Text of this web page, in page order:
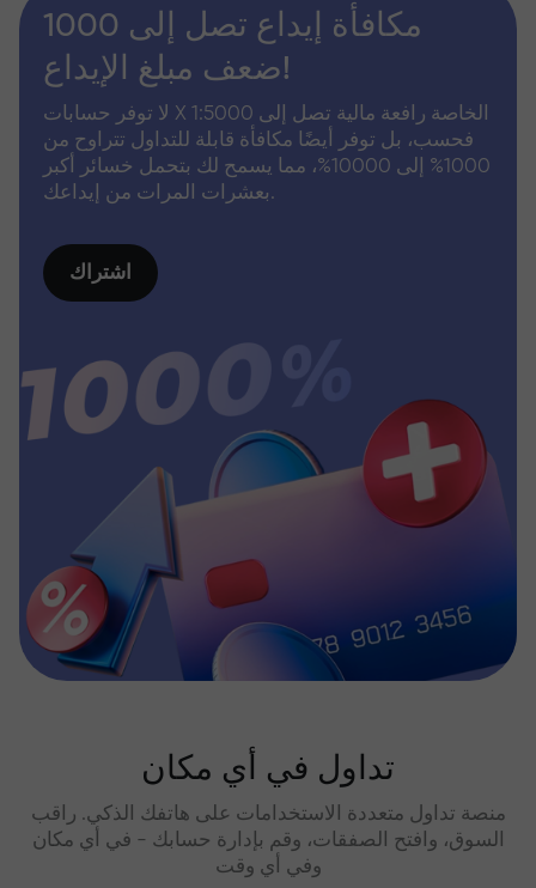
مكافأة إيداع تصل إلى 1000
ضعف مبلغ الإيداع!
لا توفر حسابات X الخاصة رافعة مالية تصل إلى 1:5000
فحسب، بل توفر أيضًا مكافأة قابلة للتداول تتراوح من
1000% إلى 10000%، مما يسمح لك بتحمل خسائر أكبر
بعشرات المرات من إيداعك.
اشتراك
تداول في أي مكان
منصة تداول متعددة الاستخدامات على هاتفك الذكي. راقب
السوق، وافتح الصفقات، وقم بإدارة حسابك - في أي مكان
وفي أي وقت